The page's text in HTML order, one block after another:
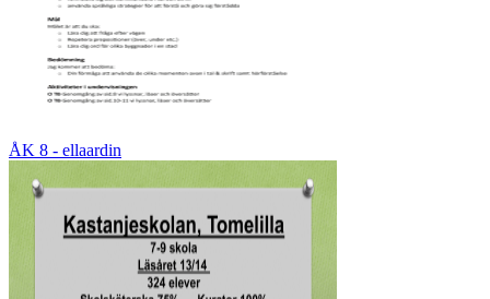
ÅK 8 - ellaardin